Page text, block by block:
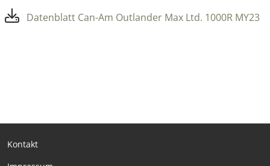
Datenblatt Can-Am Outlander Max Ltd. 1000R MY23
Kontakt